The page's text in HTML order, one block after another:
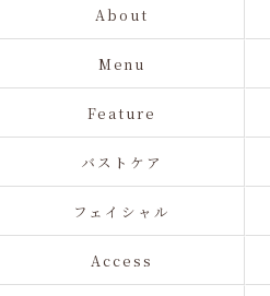
About
Menu
Feature
バストケア
フェイシャル
Access